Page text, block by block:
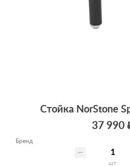
Стойка NorStone
37 990
Бренд
шт